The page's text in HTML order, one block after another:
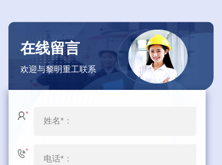
在线留言
欢迎与黎明重工联系